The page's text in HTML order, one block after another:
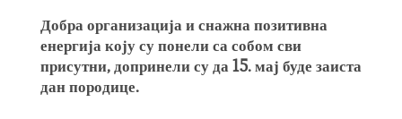
Добра организација и снажна позитивна
енергија коју су понели са собом сви
присутни, допринели су да 15. мај буде заиста
дан породице.